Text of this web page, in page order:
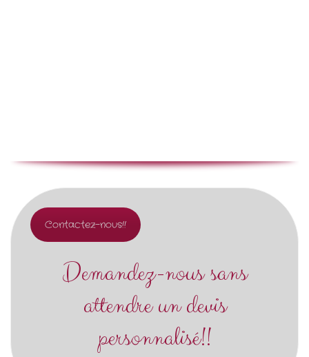
Contactez-nous!!
Demandez-nous sans
attendre un devis
personnalisé!!